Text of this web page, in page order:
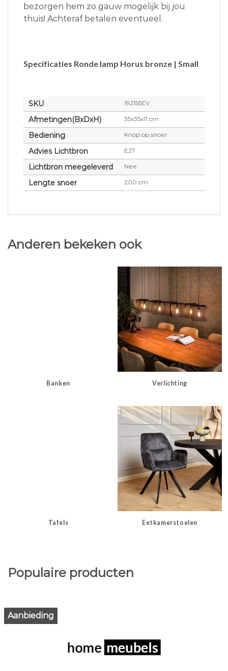
bezorgen hem zo gauw mogelijk bij jou
thuis! Achteraf betalen eventueel.
Specificaties Ronde lamp Horus bronze | Small
SKU 192155EV
Afmetingen(BxDxH) 35x35x11 cm
Bediening Knop op snoer
Advies Lichtbron E27
Lichtbron meegeleverd Nee
Lengte snoer 200 cm
Anderen bekeken ook
Banken Verlichting
Tafels Eetkamerstoelen
Populaire producten
Aanbieding